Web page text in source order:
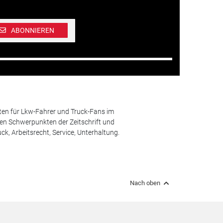
ABONNIEREN
für Lkw-Fahrer und Truck-Fans im
Schwerpunkten der Zeitschrift und
Arbeitsrecht, Service, Unterhaltung.
Nach oben